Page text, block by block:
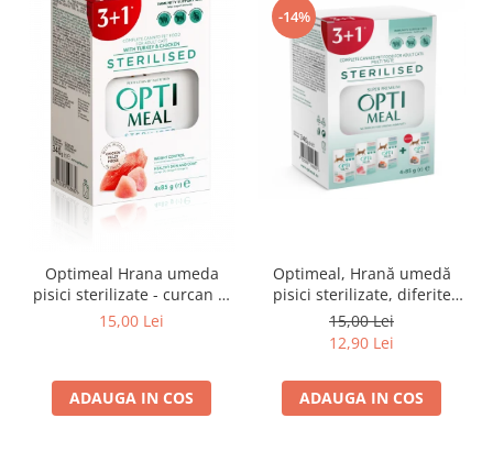
Optimeal Hrana umeda
pisici sterilizate - curcan si
pui in sos, set 3+1,
15,00 Lei
ADAUGA IN COS
-14%
Optimeal, Hrană umedă
pisici sterilizate, diferite
arome, (3+1), 0.34kg
15,00 Lei
12,90 Lei
ADAUGA IN COS